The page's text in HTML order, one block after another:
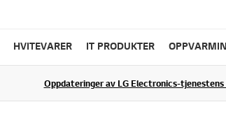
HVITEVARER IT PRODUKTER
Oppdateringer av LG Electronics-